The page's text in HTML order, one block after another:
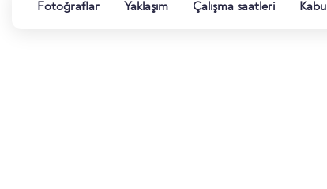
Fotoğraflar Yaklaşım Çalışma saatleri Kabul